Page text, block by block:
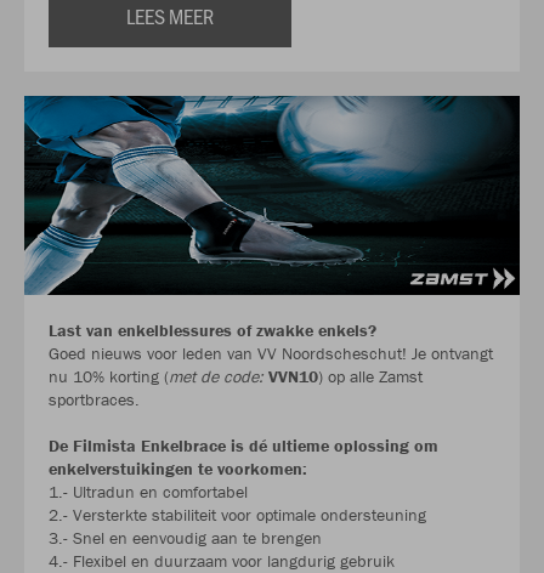
LEES MEER
Last van enkelblessures of zwakke enkels?
Goed nieuws voor leden van VV Noordscheschut! Je ontvangt
nu 10% korting (met de code: VVN10) op alle Zamst
sportbraces.
De Filmista Enkelbrace is dé ultieme oplossing om
enkelverstuikingen te voorkomen:
1.- Ultradun en comfortabel
2.- Versterkte stabiliteit voor optimale ondersteuning
3.- Snel en eenvoudig aan te brengen
4.- Flexibel en duurzaam voor langdurig gebruik